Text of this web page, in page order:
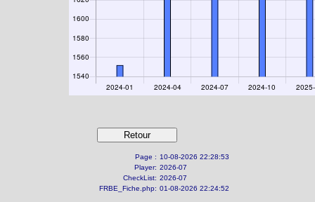
Page : 10-08-2026 22:28:53
Player: 2026-07
CheckList: 2026-07
FRBE_Fiche.php: 01-08-2026 22:24:52